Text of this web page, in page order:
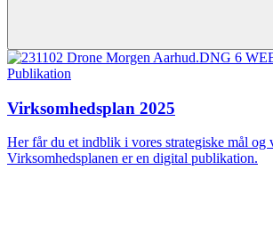
Publikation
Virksomhedsplan 2025
Her får du et indblik i vores strategiske mål og
Virksomhedsplanen er en digital publikation.